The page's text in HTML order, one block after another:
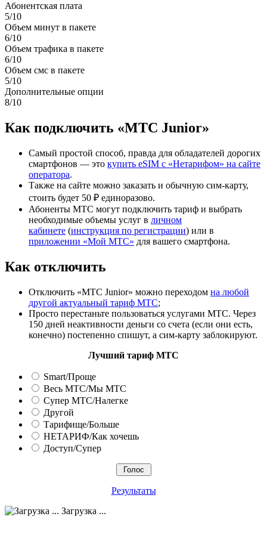
Абонентская плата
5/10
Объем минут в пакете
6/10
Объем трафика в пакете
6/10
Объем смс в пакете
5/10
Дополнительные опции
8/10
Как подключить «МТС Junior»
Самый простой способ, правда для обладателей дорогих
смартфонов — это купить eSIM с «Нетарифом» на сайте
оператора.
Также на сайте можно заказать и обычную сим-карту,
стоить будет 50 ₽ единоразово.
Абоненты МТС могут подключить тариф и выбрать
необходимые объемы услуг в личном
кабинете (инструкция по регистрации) или в
приложении «Мой МТС» для вашего смартфона.
Как отключить
Отключить «МТС Junior» можно переходом на любой
другой актуальный тариф МТС;
Просто перестаньте пользоваться услугами МТС. Через
150 дней неактивности деньги со счета (если они есть,
конечно) постепенно спишут, а сим-карту заблокируют.
Лучший тариф МТС
Smart/Проще
Весь МТС/Мы МТС
Супер МТС/Налегке
Другой
Тарифище/Больше
НЕТАРИФ/Как хочешь
Доступ/Супер
Результаты
Загрузка ...